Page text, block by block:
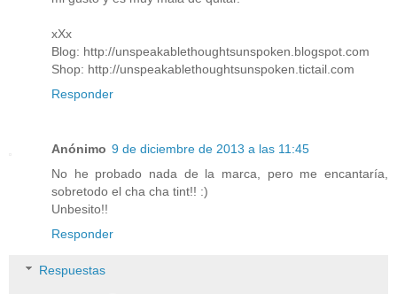
xXx
Blog: http://unspeakablethoughtsunspoken.blogspot.com
Shop: http://unspeakablethoughtsunspoken.tictail.com
Responder
Anónimo 9 de diciembre de 2013 a las 11:45
No he probado nada de la marca, pero me encantaría,
sobretodo el cha cha tint!! :)
Unbesito!!
Responder
Respuestas